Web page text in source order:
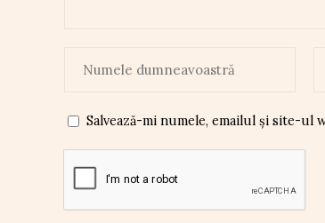
Salvează-mi numele, emailul și site-ul